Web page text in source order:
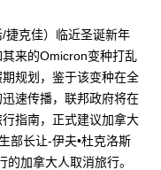
/捷克佳）临近圣诞新年
来的Omicron变种打乱
规划，鉴于该变种在全
速传播，联邦政府将在
指南，正式建议加拿大
部长让-伊夫•杜克洛斯
的加拿大人取消旅行。